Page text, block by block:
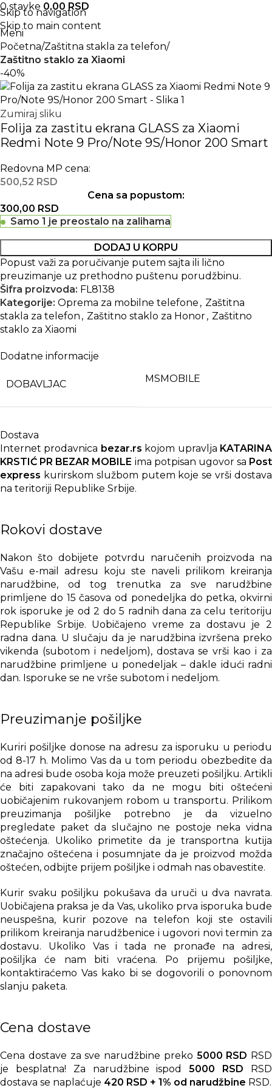
Skip to navigation
Skip to main content
0stavke 0,00 RSD
Meni
Početna Zaštitna stakla za telefon
Zaštitno staklo za Xiaomi
-40%
Zumiraj sliku
Folija za zastitu ekrana GLASS za Xiaomi
Redmi Note 9 Pro/Note 9S/Honor 200 Smart
Redovna MP cena:
500,52 RSD
Cena sa popustom:
300,00 RSD
Samo 1 je preostalo na zalihama
DODAJ U KORPU
Popust važi za poručivanje putem sajta ili lično
preuzimanje uz prethodno puštenu porudžbinu.
Šifra proizvoda: FL8138
Kategorije: Oprema za mobilne telefone , Zaštitna
stakla za telefon , Zaštitno staklo za Honor, Zaštitno
staklo za Xiaomi
Dodatne informacije
DOBAVLJAC MSMOBILE
Dostava
Internet prodavnica bezar.rs kojom upravlja KATARINA
KRSTIĆ PR BEZAR MOBILE ima potpisan ugovor sa Post
express kurirskom službom putem koje se vrši dostava
na teritoriji Republike Srbije.
Rokovi dostave
Nakon što dobijete potvrdu naručenih proizvoda na
Vašu e-mail adresu koju ste naveli prilikom kreiranja
narudžbine, od tog trenutka za sve narudžbine
primljene do 15 časova od ponedeljka do petka, okvirni
rok isporuke je od 2 do 5 radnih dana za celu teritoriju
Republike Srbije. Uobičajeno vreme za dostavu je 2
radna dana. U slučaju da je narudžbina izvršena preko
vikenda (subotom i nedeljom), dostava se vrši kao i za
narudžbine primljene u ponedeljak – dakle idući radni
dan. Isporuke se ne vrše subotom i nedeljom.
Preuzimanje pošiljke
Kuriri pošiljke donose na adresu za isporuku u periodu
od 8-17 h. Molimo Vas da u tom periodu obezbedite da
na adresi bude osoba koja može preuzeti pošiljku. Artikli
će biti zapakovani tako da ne mogu biti oštećeni
uobičajenim rukovanjem robom u transportu. Prilikom
preuzimanja pošiljke potrebno je da vizuelno
pregledate paket da slučajno ne postoje neka vidna
oštećenja. Ukoliko primetite da je transportna kutija
značajno oštećena i posumnjate da je proizvod možda
oštećen, odbijte prijem pošiljke i odmah nas obavestite.
Kurir svaku pošiljku pokušava da uruči u dva navrata.
Uobičajena praksa je da Vas, ukoliko prva isporuka bude
neuspešna, kurir pozove na telefon koji ste ostavili
prilikom kreiranja narudžbenice i ugovori novi termin za
dostavu. Ukoliko Vas i tada ne pronađe na adresi,
pošiljka će nam biti vraćena. Po prijemu pošiljke,
kontaktiraćemo Vas kako bi se dogovorili o ponovnom
slanju paketa.
Cena dostave
Cena dostave za sve narudžbine preko 5000 RSD RSD
je besplatna! Za narudžbine ispod5000 RSD RSD
dostava se naplaćuje 420 RSD + 1% od narudžbine RSD.